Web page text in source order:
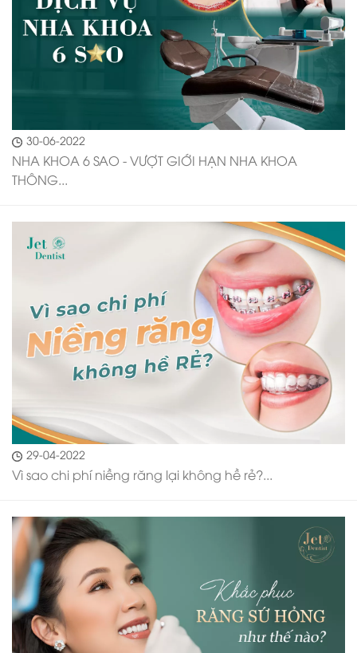
30-06-2022
NHA KHOA 6 SAO - VƯỢT GIỚI HẠN NHA KHOA
THÔNG...
29-04-2022
Vì sao chi phí niềng răng lại không hề rẻ?...